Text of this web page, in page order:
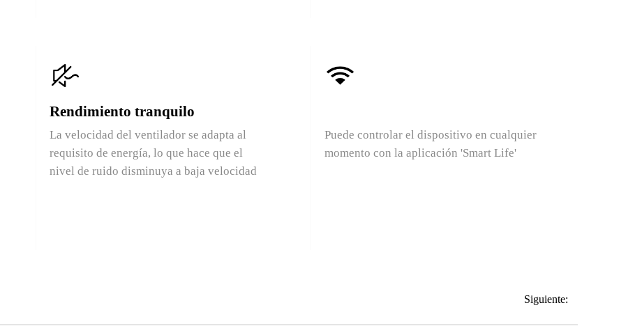
Rendimiento tranquilo
La velocidad del ventilador se adapta al
requisito de energía, lo que hace que el
nivel de ruido disminuya a baja velocidad
Puede controlar el dispositivo en cualquier
momento con la aplicación 'Smart Life'
Siguiente: